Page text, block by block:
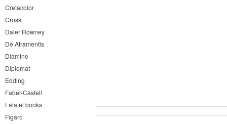
Cretacolor
Cross
Daler Rowney
De Atramentis
Diamine
Diplomat
Edding
Faber-Castell
Falafel books
Figaro